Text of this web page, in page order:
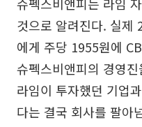
것으로 알려진다. 실제
에게 주당 1955원에
슈펙스비앤피의 경영
라임이 투자했던 기업
다는 결국 회사를 팔아